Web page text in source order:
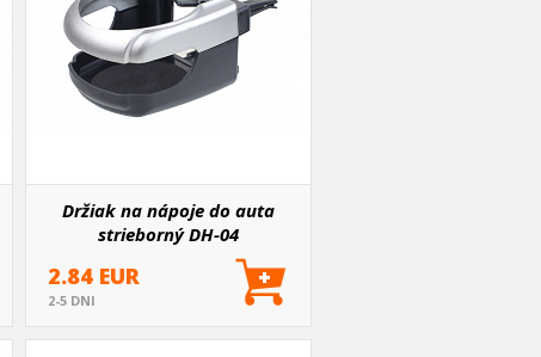
Držiak na nápoje do auta
strieborný DH-04
2.84 EUR
2-5 DNI